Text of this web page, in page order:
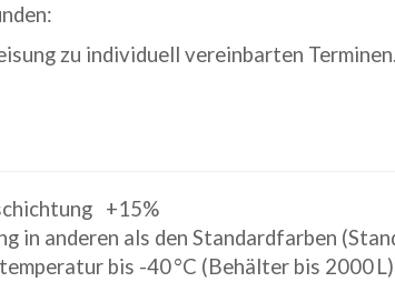
zu individuell vereinbarten Terminen.
+15%
in anderen als den Standardfarben
bis -40 °C (Behälter bis 2000